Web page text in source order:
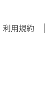
利用規約